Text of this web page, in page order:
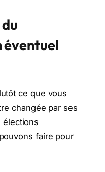
éventuel
ce que vous
changée par ses
élections
faire pour